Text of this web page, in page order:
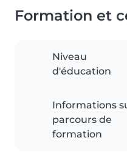
Formation et
Niveau
d'éducation
Informations
parcours de
formation